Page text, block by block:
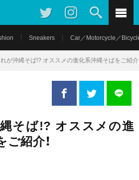
Sneakers Car／Motorcycle／
が沖縄そば!? オススメの進化系沖縄そばをご紹介
そば!? オススメの進
紹介！